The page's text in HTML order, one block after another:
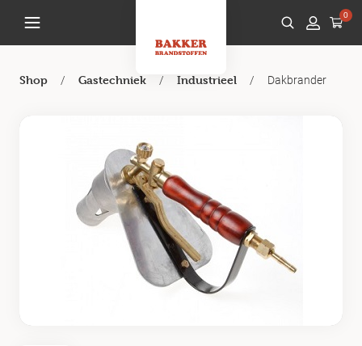
0
Shop / Gastechniek / Industrieel / Dakbrander